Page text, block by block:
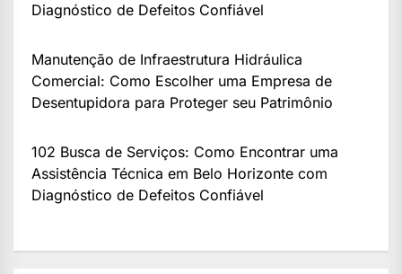
Diagnóstico de Defeitos Confiável
Manutenção de Infraestrutura Hidráulica
Comercial: Como Escolher uma Empresa de
Desentupidora para Proteger seu Patrimônio
102 Busca de Serviços: Como Encontrar uma
Assistência Técnica em Belo Horizonte com
Diagnóstico de Defeitos Confiável